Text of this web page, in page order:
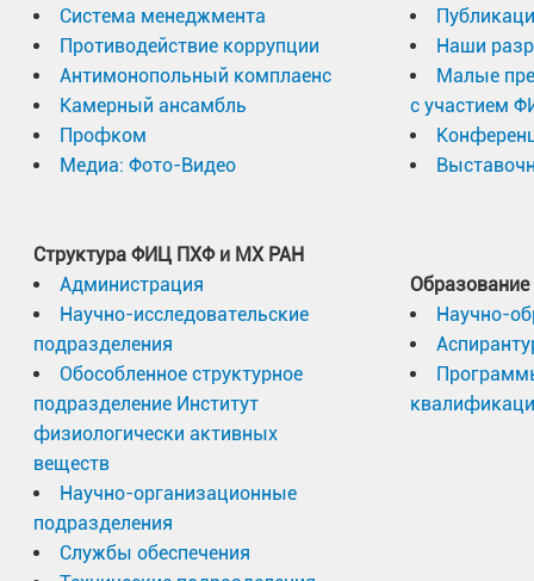
Система менеджмента
Противодействие коррупции
Антимонопольный комплаенс
Камерный ансамбль
Профком
Медиа: Фото-Видео
Структура ФИЦ ПХФ и МХ РАН
Администрация
Научно-исследовательские
подразделения
Обособленное структурное
подразделение Институт
физиологически активных
веществ
Научно-организационные
подразделения
Службы обеспечения
Наши
Малые
с участием
Образование
Научно-